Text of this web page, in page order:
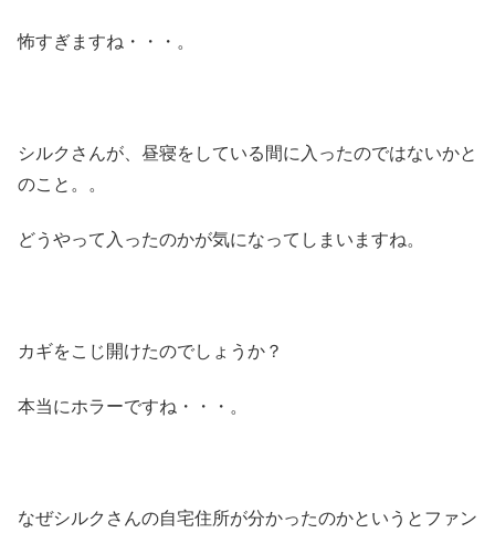
怖すぎますね・・・。
シルクさんが、昼寝をしている間に入ったのではないかと
のこと。。
どうやって入ったのかが気になってしまいますね。
カギをこじ開けたのでしょうか？
本当にホラーですね・・・。
なぜシルクさんの自宅住所が分かったのかというとファン